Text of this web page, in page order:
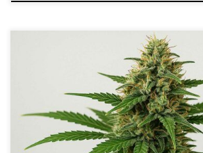
Low AK-47 Automatic Feminizowane –
uprawy Low AK-47 Automatic
marihuany powstała z połączenia
wersja automatyczna i feminizowana,